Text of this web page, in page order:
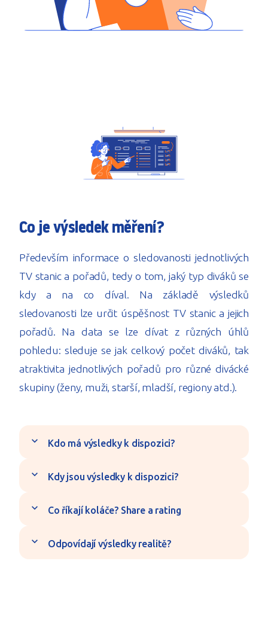
Co je výsledek měření?
Především informace o sledovanosti jednotlivých
TV stanic a pořadů, tedy o tom, jaký typ diváků se
kdy a na co díval. Na základě výsledků
sledovanosti lze určit úspěšnost TV stanic a jejich
pořadů. Na data se lze dívat z různých úhlů
pohledu: sleduje se jak celkový počet diváků, tak
atraktivita jednotlivých pořadů pro různé divácké
skupiny (ženy, muži, starší, mladší, regiony atd.).
expand_more Kdo má výsledky k dispozici?
expand_more Kdy jsou výsledky k dispozici?
expand_more Co říkají koláče? Share a rating
expand_more Odpovídají výsledky realitě?